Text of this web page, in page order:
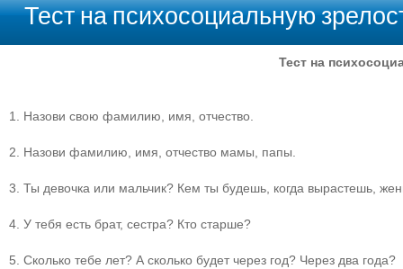
Тест на психосоциальную
Тест на
1. Назови свою фамилию, имя, отчество.
2. Назови фамилию, имя, отчество мамы, папы.
3. Ты девочка или мальчик? Кем ты будешь, когда вырастешь,
4. У тебя есть брат, сестра? Кто старше?
5. Сколько тебе лет? А сколько будет через год? Через два года?